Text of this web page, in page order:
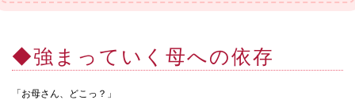
◆強まっていく母への依存
「お母さん、どこっ？」